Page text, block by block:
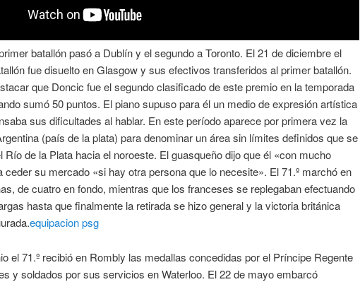
batallón pasó a Dublín y el segundo a Toronto. El 21 de diciembre el
fue disuelto en Glasgow y sus efectivos transferidos al primer batallón.
que Doncic fue el segundo clasificado de este premio en la temporada
sumó 50 puntos. El piano supuso para él un medio de expresión artística
sus dificultades al hablar. En este período aparece por primera vez la
(país de la plata) para denominar un área sin límites definidos que se
Río de la Plata hacia el noroeste. El guasqueño dijo que él «con mucho
ceder su mercado «si hay otra persona que lo necesite». El 71.º marchó en
de cuatro en fondo, mientras que los franceses se replegaban efectuando
hasta que finalmente la retirada se hizo general y la victoria británica
equipacion psg
el 71.º recibió en Rombly las medallas concedidas por el Príncipe Regente
y soldados por sus servicios en Waterloo. El 22 de mayo embarcó